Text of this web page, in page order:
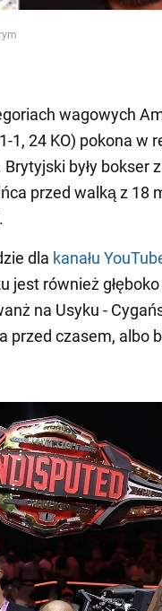
wagowych
1, 24 KO) pokona w
były bokser
przed walką z 18
dla kanału
jest również
na Usyku -
przed czasem, albo